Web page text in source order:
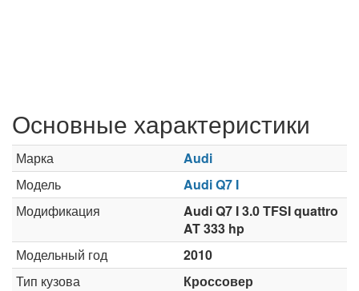
Основные характеристики
Марка
Audi
Модель
Audi Q7 I
Модификация
Audi Q7 I 3.0 TFSI quattro
AT 333 hp
Модельный год
2010
Тип кузова
Кроссовер